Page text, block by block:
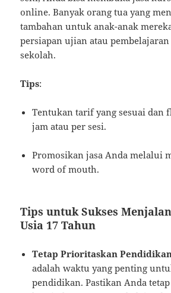
online. Banyak orang tua yang
tambahan untuk anak-anak
persiapan ujian atau
sekolah.
Tips:
Tentukan tarif yang sesuai dan
jam atau per sesi.
Promosikan jasa Anda melalui
word of mouth.
Tips untuk Sukses
Usia 17 Tahun
Tetap Prioritaskan Pendidikan
adalah waktu yang penting
pendidikan. Pastikan Anda